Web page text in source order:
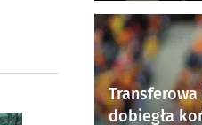
dobiegła